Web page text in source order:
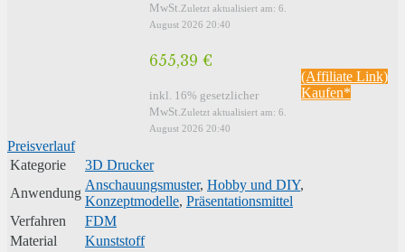
MwSt.Zuletzt aktualisiert am: 6.
August 2026 20:40
655,39 €
inkl. 16% gesetzlicher
MwSt.Zuletzt aktualisiert am: 6.
August 2026 20:40
(Affiliate Link)
Kaufen*
Preisverlauf
Kategorie
3D Drucker
Anwendung
Anschauungsmuster, Hobby und DIY,
Konzeptmodelle, Präsentationsmittel
Verfahren
FDM
Material
Kunststoff